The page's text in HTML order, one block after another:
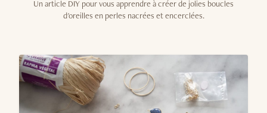
Un article DIY pour vous apprendre à créer de jolies boucles
d'oreilles en perles nacrées et encerclées.